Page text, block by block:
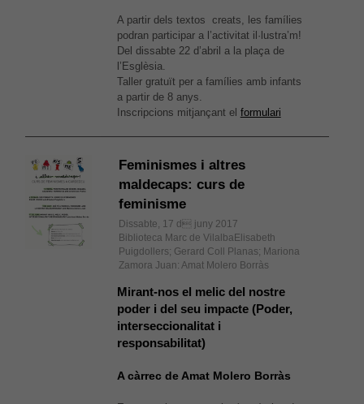
A partir dels textos creats, les famílies
podran participar a l’activitat il·lustra’m!
Del dissabte 22 d’abril a la plaça de
l’Esglèsia.
Taller gratuït per a famílies amb infants
a partir de 8 anys.
Inscripcions mitjançant el formulari
Feminismes i altres
maldecaps: curs de
feminisme
Dissabte, 17 d juny 2017
Biblioteca Marc de VilalbaElisabeth
Puigdollers; Gerard Coll Planas; Mariona
Zamora Juan: Amat Molero Borràs
Mirant-nos el melic del nostre
poder i del seu impacte (Poder,
interseccionalitat i
responsabilitat)
A càrrec de Amat Molero Borràs